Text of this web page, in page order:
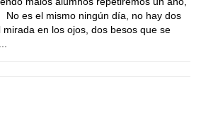
es el mismo ningún día, no hay dos
en los ojos, dos besos que se